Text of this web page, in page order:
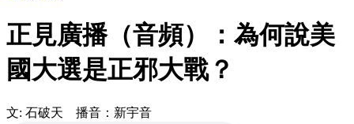
正見廣播（音頻）：為何說美
國大選是正邪大戰？
文: 石破天 播音：新宇音